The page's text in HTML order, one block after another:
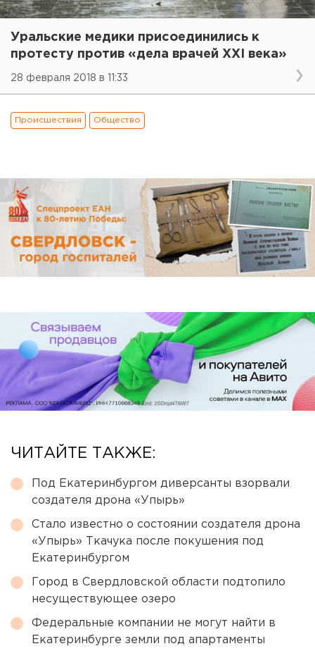
Уральские медики присоединились к
протесту против «дела врачей XXI века»
28 февраля 2018 в 11:33
Происшествия Общество
ЧИТАЙТЕ ТАКЖЕ:
Под Екатеринбургом диверсанты взорвали
создателя дрона «Упырь»
Стало известно о состоянии создателя дрона
«Упырь» Ткачука после покушения под
Екатеринбургом
Город в Свердловской области подтопило
несуществующее озеро
Федеральные компании не могут найти в
Екатеринбурге земли под апартаменты